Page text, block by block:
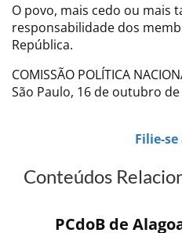
O povo, mais cedo ou mais
responsabilidade dos
República.
COMISSÃO POLÍTICA
São Paulo, 16 de outubro de
Filie-
Conteúdos
PCdoB de